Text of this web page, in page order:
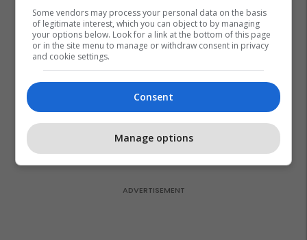
Sigurimi i biznesit me NOVATRA
Vermögensberatung AG
IMAX/ Cineplexx në Albi Mall,
thyen rekorde rajonale me
Albi Mall
Some vendors may process your personal data on the basis
of legitimate interest, which you can object to by managing
your options below. Look for a link at the bottom of this page
or in the site menu to manage or withdraw consent in privacy
and cookie settings.
Consent
Manage options